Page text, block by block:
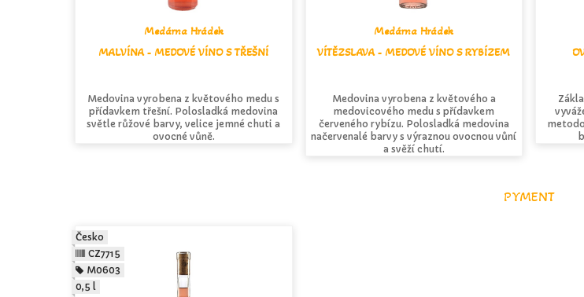
Medárna Hrádek
MALVÍNA - MEDOVÉ VÍNO S TŘEŠNÍ
Medovina vyrobena z květového medu s
přídavkem třešní. Polosladká medovina
světle růžové barvy, velice jemné chuti a
ovocné vůně.
Medárna Hrádek
VÍTĚZSLAVA - MEDOVÉ VÍNO S RYBÍZEM
Medovina vyrobena z květového a
medovicového medu s přídavkem
červeného rybízu. Polosladká medovina
načervenalé barvy s výraznou ovocnou vůní
a svěží chutí.
PYMENT
Česko
CZ7715
M0603
0,5 l